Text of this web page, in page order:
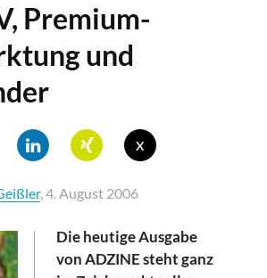
Premium-
und
x
, 4. August 2006
Die heutige Ausgabe
von ADZINE steht ganz